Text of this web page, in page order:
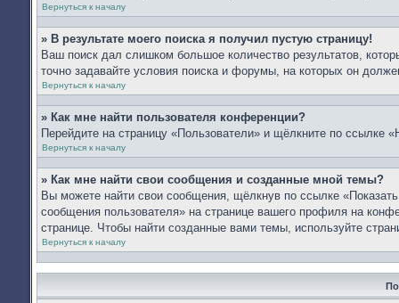
Вернуться к началу
» В результате моего поиска я получил пустую страницу!
Ваш поиск дал слишком большое количество результатов,
точно задавайте условия поиска и форумы, на которых он
Вернуться к началу
» Как мне найти пользователя конференции?
Перейдите на страницу «Пользователи» и щёлкните по ссылке
Вернуться к началу
» Как мне найти свои сообщения и созданные мной темы?
Вы можете найти свои сообщения, щёлкнув по ссылке
сообщения пользователя» на странице вашего профиля на
странице. Чтобы найти созданные вами темы, используйте
Вернуться к началу